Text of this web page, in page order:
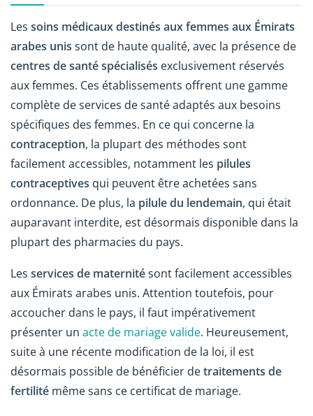
Les soins médicaux destinés aux femmes aux Émirats
arabes unis sont de haute qualité, avec la présence de
centres de santé spécialisés exclusivement réservés
aux femmes. Ces établissements offrent une gamme
complète de services de santé adaptés aux besoins
spécifiques des femmes. En ce qui concerne la
contraception, la plupart des méthodes sont
facilement accessibles, notamment les pilules
contraceptives qui peuvent être achetées sans
ordonnance. De plus, la pilule du lendemain, qui était
auparavant interdite, est désormais disponible dans la
plupart des pharmacies du pays.
Les services de maternitésont facilement accessibles
aux Émirats arabes unis. Attention toutefois, pour
accoucher dans le pays, il faut impérativement
présenter un acte de mariage valide. Heureusement,
suite à une récente modification de la loi, il est
désormais possible de bénéficier detraitements de
fertilité même sans ce certificat de mariage.